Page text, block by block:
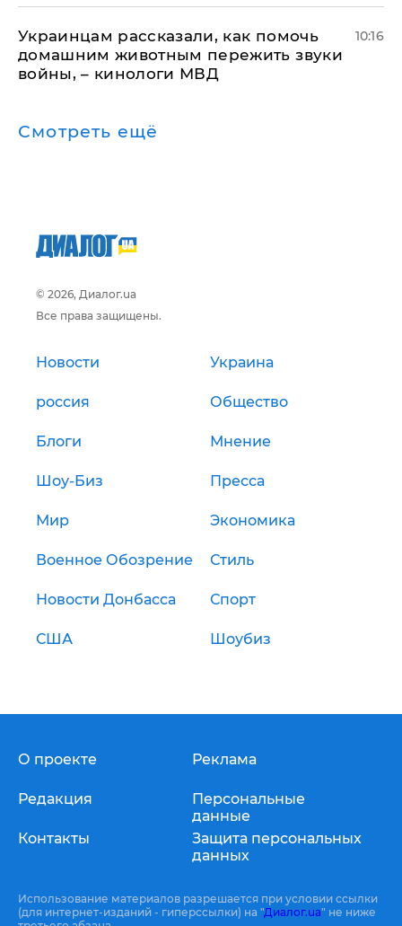
Украинцам рассказали, как помочь
домашним животным пережить звуки
войны, – кинологи МВД
10:16
Смотреть ещё
© 2026, Диалог.ua
Все права защищены.
Новости Украина
россия Общество
Блоги Мнение
Шоу-Биз Пресса
Мир Экономика
Военное Обозрение Стиль
Новости Донбасса Спорт
США Шоубиз
О проекте
Редакция
Контакты
Реклама
Персональные
данные
Защита персональных
данных
Использование материалов разрешается при условии ссылки
(для интернет-изданий - гиперссылки) на "Диалог.ua" не ниже